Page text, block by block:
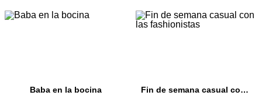
Baba en la bocina Fin de semana casual con las fashionistas